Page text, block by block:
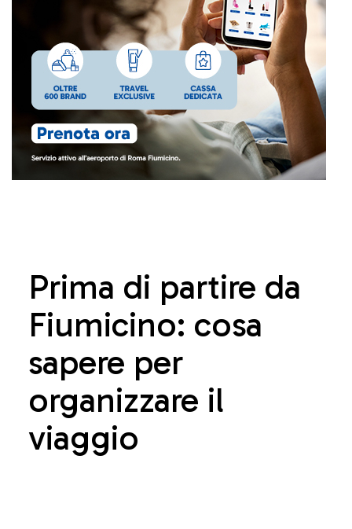
Prima di partire da
Fiumicino: cosa
sapere per
organizzare il
viaggio